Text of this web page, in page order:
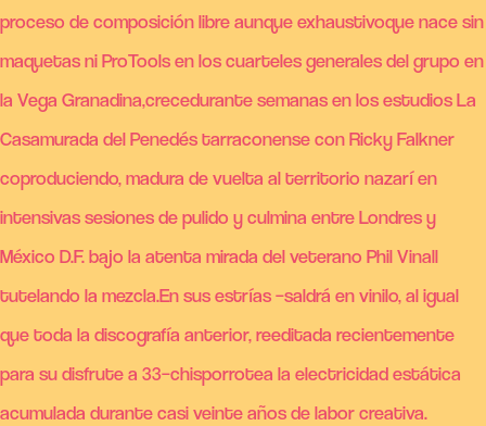
proceso de composición libre aunque exhaustivoque nace sin
maquetas ni ProTools en los cuarteles generales del grupo en
la Vega Granadina,crecedurante semanas en los estudios La
Casamurada del Penedés tarraconense con Ricky Falkner
coproduciendo, madura de vuelta al territorio nazarí en
intensivas sesiones de pulido y culmina entre Londres y
México D.F. bajo la atenta mirada del veterano Phil Vinall
tutelando la mezcla.En sus estrías –saldrá en vinilo, al igual
que toda la discografía anterior, reeditada recientemente
para su disfrute a 33–chisporrotea la electricidad estática
acumulada durante casi veinte años de labor creativa.